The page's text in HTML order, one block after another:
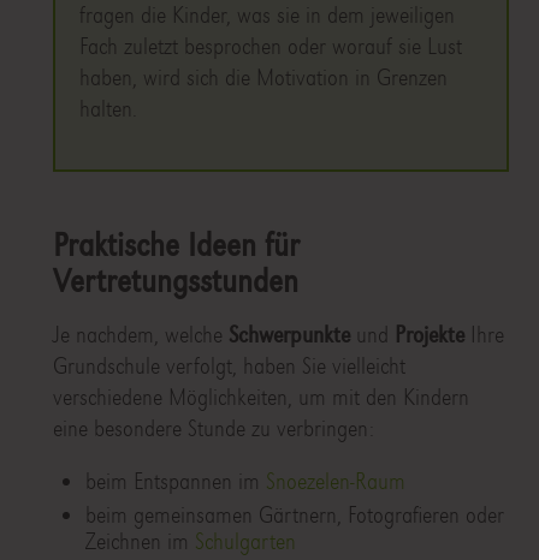
fragen die Kinder, was sie in dem jeweiligen
Fach zuletzt besprochen oder worauf sie Lust
haben, wird sich die Motivation in Grenzen
halten.
Praktische Ideen für
Vertretungsstunden
Je nachdem, welche Schwerpunkteund ProjekteIhre
Grundschule verfolgt, haben Sie vielleicht
verschiedene Möglichkeiten, um mit den Kindern
eine besondere Stunde zu verbringen:
beim Entspannen im Snoezelen-Raum
beim gemeinsamen Gärtnern, Fotografieren oder
Zeichnen im Schulgarten